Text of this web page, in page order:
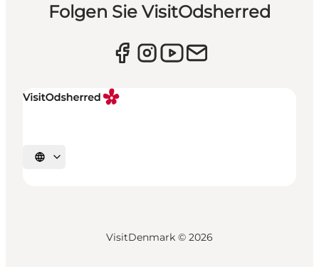
Folgen Sie VisitOdsherred
Sprache auswählen
VisitDenmark © 2026